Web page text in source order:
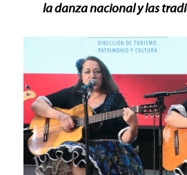
la danza nacional y las